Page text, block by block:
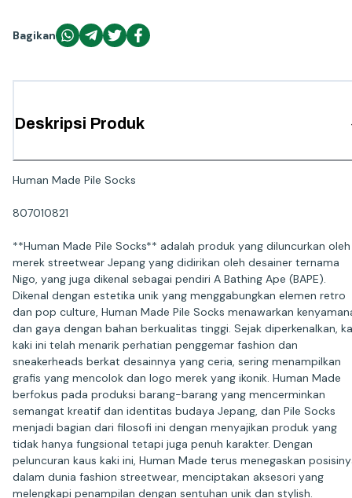
Bagikan
Deskripsi Produk
Human Made Pile Socks
807010821
**Human Made Pile Socks** adalah produk yang diluncurkan oleh
merek streetwear Jepang yang didirikan oleh desainer ternama
Nigo, yang juga dikenal sebagai pendiri A Bathing Ape (BAPE).
Dikenal dengan estetika unik yang menggabungkan elemen retro
dan pop culture, Human Made Pile Socks menawarkan
dan gaya dengan bahan berkualitas tinggi. Sejak diperkenalkan,
kaki ini telah menarik perhatian penggemar fashion dan
sneakerheads berkat desainnya yang ceria, sering menampilkan
grafis yang mencolok dan logo merek yang ikonik. Human Made
berfokus pada produksi barang-barang yang mencerminkan
semangat kreatif dan identitas budaya Jepang, dan Pile Socks
menjadi bagian dari filosofi ini dengan menyajikan produk yang
tidak hanya fungsional tetapi juga penuh karakter. Dengan
peluncuran kaus kaki ini, Human Made terus menegaskan
dalam dunia fashion streetwear, menciptakan aksesori yang
melengkapi penampilan dengan sentuhan unik dan stylish.